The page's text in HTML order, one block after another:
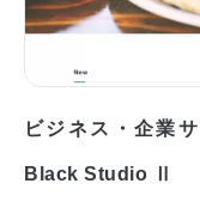
ビジネス・企業
Black Studio Ⅱ